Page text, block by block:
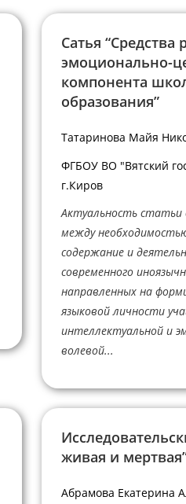
Сатья “Средства
эмоционально-
компонента
образования”
Татаринова Майя
ФГБОУ ВО "Вятский
г.Киров
Актуальность статьи
между
содержание и
современного
направленных на
языковой личности
интеллектуальной и
волевой...
живая и
Абрамова Екатерина